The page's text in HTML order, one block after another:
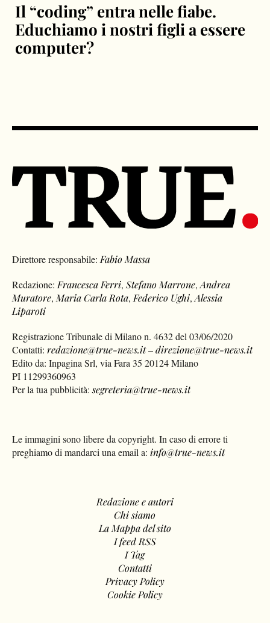
Il “coding” entra nelle fiabe.
Educhiamo i nostri figli a essere
computer?
Direttore responsabile: Fabio Massa
Redazione: Francesca Ferri,Stefano Marrone,Andrea
Muratore, Maria Carla Rota, Federico Ughi,Alessia
Liparoti
Registrazione Tribunale di Milano n. 4632 del 03/06/2020
Contatti:redazione@true-news.it–direzione@true-news.it
Edito da: Inpagina Srl, via Fara 35 20124 Milano
PI 11299360963
Per la tua pubblicità:segreteria@true-news.it
Le immagini sono libere da copyright. In caso di errore ti
preghiamo di mandarci una email a: info@true-news.it
Redazione e autori
Chi siamo
La Mappa del sito
I feed RSS
I Tag
Contatti
Privacy Policy
Cookie Policy